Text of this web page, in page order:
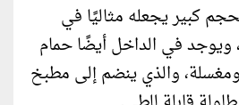
كبير يجعله مثاليًا في
ويوجد في الداخل أيضًا حمام
والذي ينضم إلى مطبخ